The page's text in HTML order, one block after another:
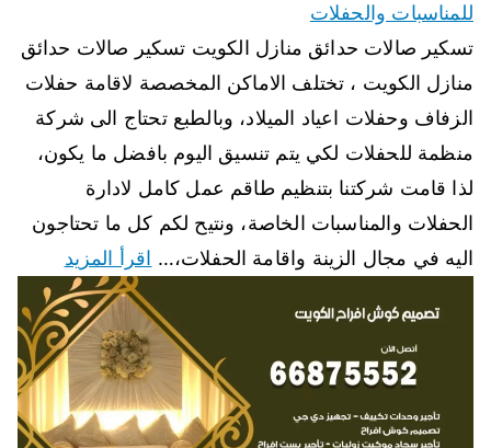
للمناسبات والحفلات
تسكير صالات حدائق منازل الكويت تسكير صالات حدائق
منازل الكويت ، تختلف الاماكن المخصصة لاقامة حفلات
الزفاف وحفلات اعياد الميلاد، وبالطبع تحتاج الى شركة
منظمة للحفلات لكي يتم تنسيق اليوم بافضل ما يكون،
لذا قامت شركتنا بتنظيم طاقم عمل كامل لادارة
الحفلات والمناسبات الخاصة، ونتيح لكم كل ما تحتاجون
اليه في مجال الزينة واقامة الحفلات،… اقرأ المزيد